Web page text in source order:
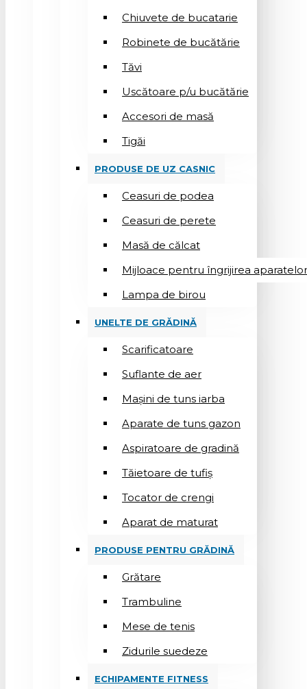
Chiuvete de bucatarie
Robinete de bucătărie
Tăvi
Uscătoare p/u bucătărie
Accesori de masă
Tigăi
PRODUSE DE UZ CASNIC
Ceasuri de podea
Ceasuri de perete
Masă de călcat
Mijloace pentru îngrijirea
Lampa de birou
UNELTE DE GRĂDINĂ
Scarificatoare
Suflantе de aer
Mașini de tuns iarba
Aparate de tuns gazon
Aspiratoare de gradină
Tăietoare de tufiș
Tocator de crengi
Aparat de maturat
PRODUSE PENTRU GRĂDINĂ
Grătare
Trambuline
Mese de tenis
Zidurile suedeze
ECHIPAMENTE FITNESS